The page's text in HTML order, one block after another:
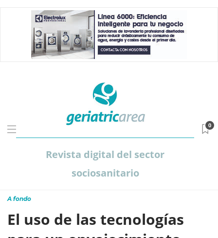
Revista digital del sector
sociosanitario
0
A fondo
El uso de las tecnologías